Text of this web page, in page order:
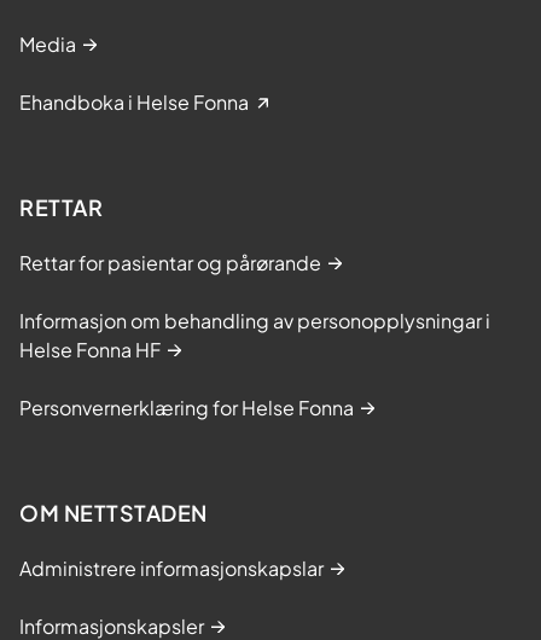
Media
Ehandboka i Helse Fonna
RETTAR
Rettar for pasientar og pårørande
Informasjon om behandling av personopplysningar i
Helse Fonna HF
Personvernerklæring for Helse Fonna
OM NETTSTADEN
Administrere informasjonskapslar
Informasjonskapsler